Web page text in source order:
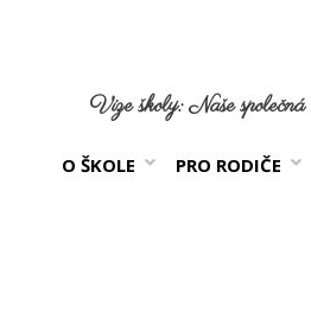
Vize školy: Naše společná
O ŠKOLE PRO RODIČE